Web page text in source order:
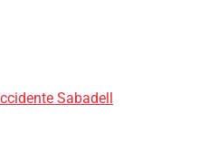
Sabadell